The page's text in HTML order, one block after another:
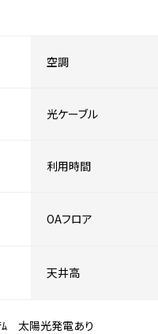
空調
光ケーブル
利用時間
OAフロア
天井高
太陽光発電あり